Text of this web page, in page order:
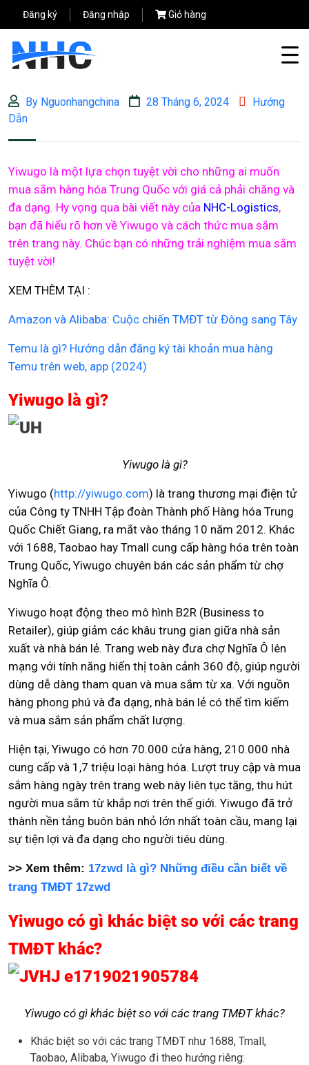
Đăng ký Đăng nhập Giỏ hàng
By Nguonhangchina 28 Tháng 6, 2024
Hướng
Dẫn
Yiwugo là một lựa chọn tuyệt vời cho những ai muốn
mua sắm hàng hóa Trung Quốc với giá cả phải chăng và
đa dạng. Hy vọng qua bài viết này của NHC-Logistics,
bạn đã hiểu rõ hơn về Yiwugo và cách thức mua sắm
trên trang này. Chúc bạn có những trải nghiệm mua sắm
tuyệt vời!
XEM THÊM TẠI :
Amazon và Alibaba: Cuộc chiến TMĐT từ Đông sang Tây
Temu là gì? Hướng dẫn đăng ký tài khoản mua hàng
Temu trên web, app (2024)
Yiwugo là gì?
Yiwugo là gì?
Yiwugo (http://yiwugo.com) là trang thương mại điện tử
của Công ty TNHH Tập đoàn Thành phố Hàng hóa Trung
Quốc Chiết Giang, ra mắt vào tháng 10 năm 2012. Khác
với 1688, Taobao hay Tmall cung cấp hàng hóa trên toàn
Trung Quốc, Yiwugo chuyên bán các sản phẩm từ chợ
Nghĩa Ô.
Yiwugo hoạt động theo mô hình B2R (Business to
Retailer), giúp giảm các khâu trung gian giữa nhà sản
xuất và nhà bán lẻ. Trang web này đưa chợ Nghĩa Ô lên
mạng với tính năng hiển thị toàn cảnh 360 độ, giúp người
dùng dễ dàng tham quan và mua sắm từ xa. Với nguồn
hàng phong phú và đa dạng, nhà bán lẻ có thể tìm kiếm
và mua sắm sản phẩm chất lượng.
Hiện tại, Yiwugo có hơn 70.000 cửa hàng, 210.000 nhà
cung cấp và 1,7 triệu loại hàng hóa. Lượt truy cập và mua
sắm hàng ngày trên trang web này liên tục tăng, thu hút
người mua sắm từ khắp nơi trên thế giới. Yiwugo đã trở
thành nền tảng buôn bán nhỏ lớn nhất toàn cầu, mang lại
sự tiện lợi và đa dạng cho người tiêu dùng.
>> Xem thêm: 17zwd là gì? Những điều cần biết về
trang TMĐT 17zwd
Yiwugo có gì khác biệt so với các trang
TMĐT khác?
Yiwugo có gì khác biệt so với các trang TMĐT khác?
Khác biệt so với các trang TMĐT như 1688, Tmall,
Taobao, Alibaba, Yiwugo đi theo hướng riêng: